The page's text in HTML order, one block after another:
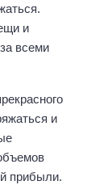
и
всеми
и
прибыли.